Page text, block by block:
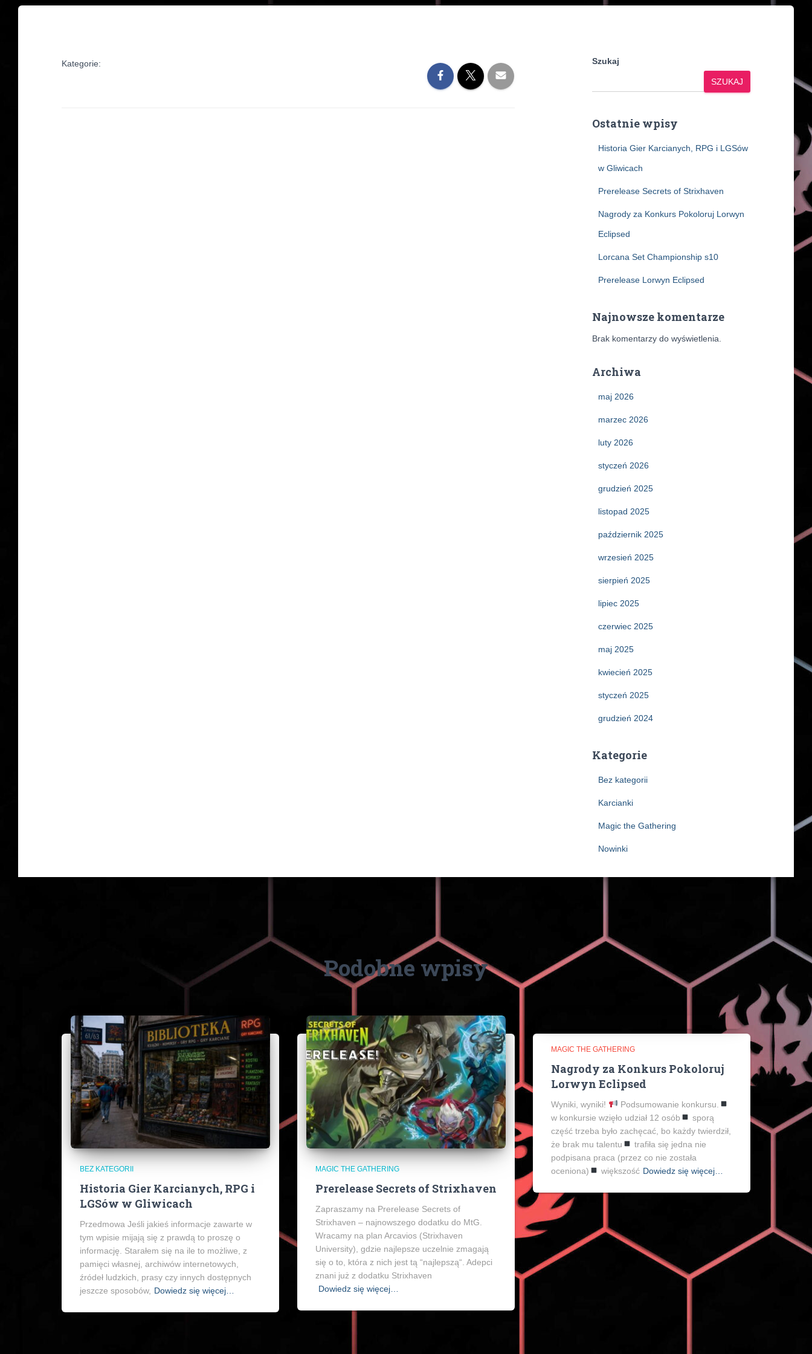
Kategorie: Szukaj
SZUKAJ
Ostatnie wpisy
Historia Gier Karcianych, RPG i LGSów
w Gliwicach
Prerelease Secrets of Strixhaven
Nagrody za Konkurs Pokoloruj Lorwyn
Eclipsed
Lorcana Set Championship s10
Prerelease Lorwyn Eclipsed
Najnowsze komentarze
Brak komentarzy do wyświetlenia.
Archiwa
maj 2026
marzec 2026
luty 2026
styczeń 2026
grudzień 2025
listopad 2025
październik 2025
wrzesień 2025
sierpień 2025
lipiec 2025
czerwiec 2025
maj 2025
kwiecień 2025
styczeń 2025
grudzień 2024
Kategorie
Bez kategorii
Karcianki
Magic the Gathering
Nowinki
Podobne wpisy
BEZ KATEGORII
Historia Gier Karcianych, RPG i
LGSów w Gliwicach
Przedmowa Jeśli jakieś informacje zawarte w
tym wpisie mijają się z prawdą to proszę o
informację. Starałem się na ile to możliwe, z
pamięci własnej, archiwów internetowych,
źródeł ludzkich, prasy czy innych dostępnych
jeszcze sposobów, Dowiedz się więcej…
MAGIC THE GATHERING
Prerelease Secrets of Strixhaven
Zapraszamy na Prerelease Secrets of
Strixhaven – najnowszego dodatku do MtG.
Wracamy na plan Arcavios (Strixhaven
University), gdzie najlepsze uczelnie zmagają
się o to, która z nich jest tą “najlepszą“. Adepci
znani już z dodatku Strixhaven
Dowiedz się więcej…
MAGIC THE GATHERING
Nagrody za Konkurs Pokoloruj
Lorwyn Eclipsed
Wyniki, wyniki!
Podsumowanie konkursu.
w konkursie wzięło udział 12 osób
sporą
część trzeba było zachęcać, bo każdy twierdził,
że brak mu talentu
trafiła się jedna nie
podpisana praca (przez co nie została
oceniona)
większość Dowiedz się więcej…